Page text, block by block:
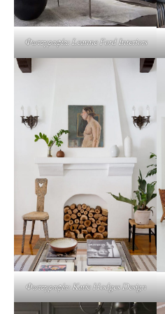
Φωτογραφία: Leanne Ford Interiors
Φωτογραφία: Katie Hodges Design